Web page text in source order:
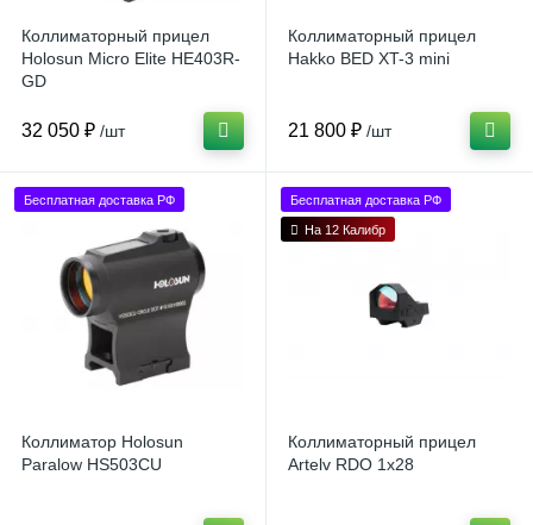
Коллиматорный прицел
Holosun Micro Elite HE403R-
GD
32 050 ₽ /шт
Коллиматорный прицел
Hakko BED XT-3 mini
21 800 ₽ /шт
Бесплатная доставка РФ
Коллиматор Holosun
Paralow HS503CU
Бесплатная доставка РФ
На 12 Калибр
Коллиматорный прицел
Artelv RDO 1x28